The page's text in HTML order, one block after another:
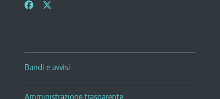
Bandi e avvisi
Amministrazione trasparente